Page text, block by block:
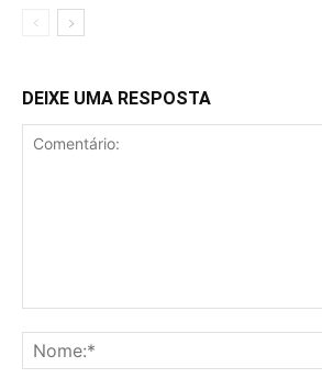
DEIXE UMA RESPOSTA